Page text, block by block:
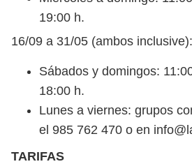
19:00 h.
16/09 a 31/05 (ambos inclusive):
Sábados y domingos:
18:00 h.
Lunes a viernes: grupos
el 985 762 470 o en
TARIFAS